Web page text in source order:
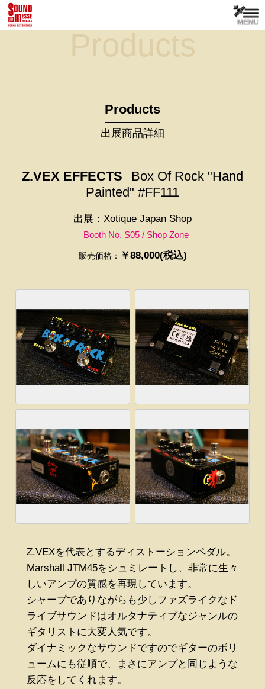
Products
Products
出展商品詳細
Z.VEX EFFECTS
Box Of Rock "Hand
Painted" #FF111
出展： Xotique Japan Shop
Booth No. S05 / Shop Zone
販売価格： ￥88,000(税込)
Z.VEXを代表とするディストーションペダル。
Marshall JTM45をシュミレートし、非常に生々
しいアンプの質感を再現しています。
シャープでありながらも少しファズライクなド
ライブサウンドはオルタナティブなジャンルの
ギタリストに大変人気です。
ダイナミックなサウンドですのでギターのボリ
ュームにも従順で、まさにアンプと同じような
反応をしてくれます。